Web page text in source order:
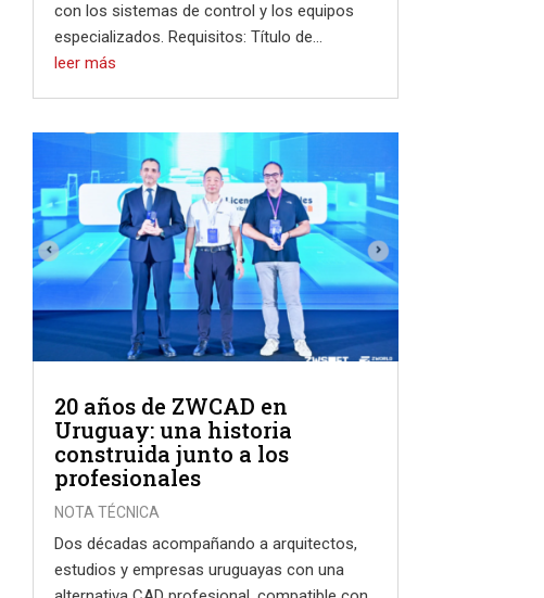
con los sistemas de control y los equipos
especializados. Requisitos: Título de...
leer más
20 años de ZWCAD en
Uruguay: una historia
construida junto a los
profesionales
NOTA TÉCNICA
Dos décadas acompañando a arquitectos,
estudios y empresas uruguayas con una